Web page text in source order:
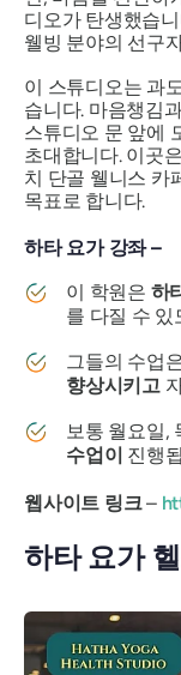
디오가 탄생했습
웰빙 분야의 선구
이 스튜디오는 과
습니다. 마음챙김
스튜디오 문 앞에
초대합니다. 이곳
치 단골 웰니스 카
목표로 합니다.
하타 요가 강좌 –
이 학원은 하
를 다질 수 있
그들의 수업
향상시키고
보통 월요일,
수업이 진행
웹사이트 링크–
하타 요가